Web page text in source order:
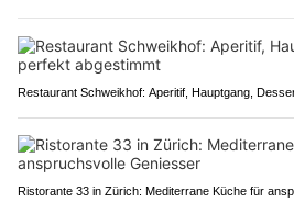
Restaurant Schweikhof: Aperitif, Hauptgang,
Ristorante 33 in Zürich: Mediterrane Küche für